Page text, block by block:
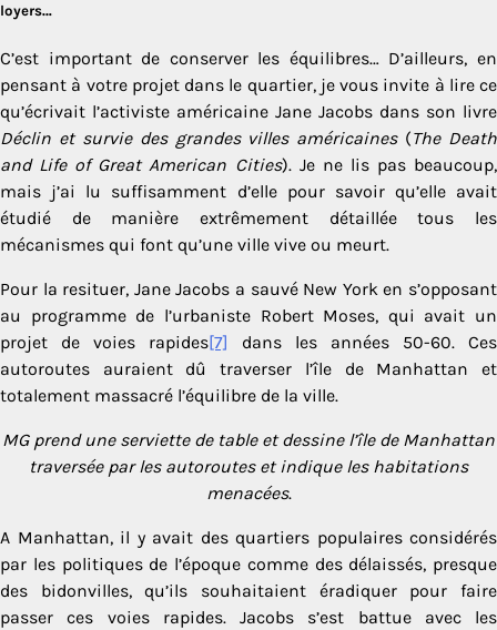
loyers…
C’est important de conserver les équilibres… D’ailleurs, en
pensant à votre projet dans le quartier, je vous invite à lire ce
qu’écrivait l’activiste américaine Jane Jacobs dans son livre
Déclin et survie des grandes villes américaines(The Death
and Life of Great American Cities). Je ne lis pas beaucoup,
mais j’ai lu suffisamment d’elle pour savoir qu’elle avait
étudié de manière extrêmement détaillée tous les
mécanismes qui font qu’une ville vive ou meurt.
Pour la resituer, Jane Jacobs a sauvé New York en s’opposant
au programme de l’urbaniste Robert Moses, qui avait un
projet de voies rapides[7]
dans les années 50-60. Ces
autoroutes auraient dû traverser l’île de Manhattan et
totalement massacré l’équilibre de la ville.
MG prend une serviette de table et dessine l’île de Manhattan
traversée par les autoroutes et indique les habitations
menacées.
A Manhattan, il y avait des quartiers populaires considérés
par les politiques de l’époque comme des délaissés, presque
des bidonvilles, qu’ils souhaitaient éradiquer pour faire
passer ces voies rapides. Jacobs s’est battue avec les